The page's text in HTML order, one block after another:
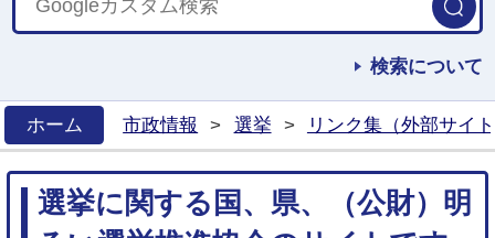
検索について
ホーム
市政情報 > 選挙 > リンク集（外部サイ
選挙に関する国、県、（公財）明